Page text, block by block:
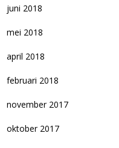
juni 2018
mei 2018
april 2018
februari 2018
november 2017
oktober 2017